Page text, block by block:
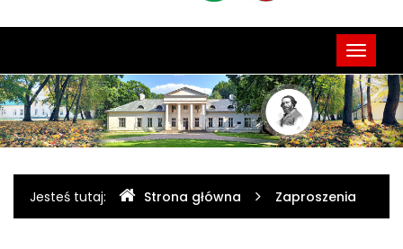
Cypriana
Norwida
w
Dębinkach
główne
Gdzie
jesteśmy
Jesteś tutaj: Strona główna Zaproszenia